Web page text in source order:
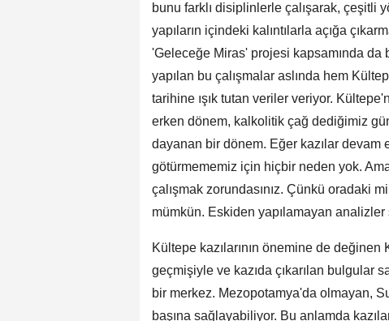
bunu farklı disiplinlerle çalışarak, çeşitli
yapıların içindeki kalıntılarla açığa
'Geleceğe Miras' projesi kapsamında da
yapılan bu çalışmalar aslında hem
tarihine ışık tutan veriler veriyor.
erken dönem, kalkolitik çağ dediğimiz
dayanan bir dönem. Eğer kazılar
götürmememiz için hiçbir neden yok.
çalışmak zorundasınız. Çünkü oradaki
mümkün. Eskiden yapılamayan
Kültepe kazılarının önemine de
geçmişiyle ve kazıda çıkarılan bulgular
bir merkez. Mezopotamya'da olmayan,
başına sağlayabiliyor. Bu anlamda